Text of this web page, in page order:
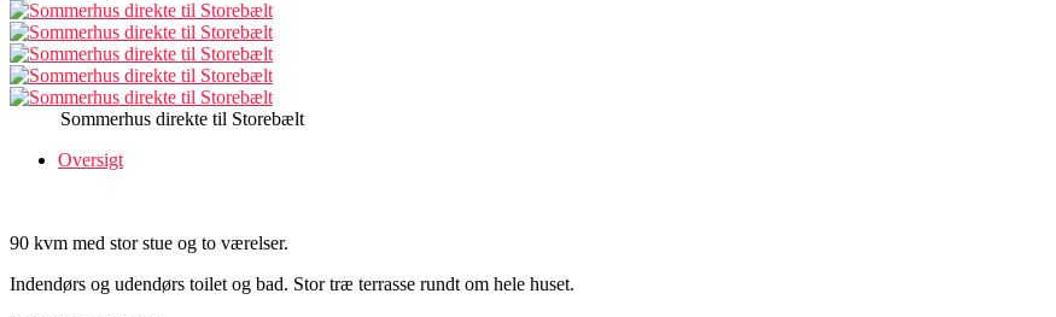
Sommerhus direkte til Storebælt
Oversigt
90 kvm med stor stue og to værelser.
Indendørs og udendørs toilet og bad. Stor træ terrasse rundt om hele huset.